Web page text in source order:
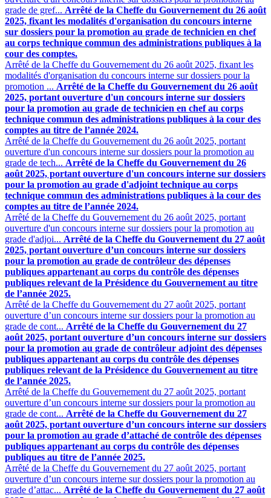
grade de gref... Arrêté de la Cheffe du Gouvernement du 26 août
2025, fixant les modalités d'organisation du concours interne
sur dossiers pour la promotion au grade de technicien en chef
au corps technique commun des administrations publiques à la
cour des comptes.
Arrêté de la Cheffe du Gouvernement du 26 août 2025, fixant les
modalités d'organisation du concours interne sur dossiers pour la
promotion ... Arrêté de la Cheffe du Gouvernement du 26 août
2025, portant ouverture d'un concours interne sur dossiers
pour la promotion au grade de technicien en chef au corps
technique commun des administrations publiques à la cour des
comptes au titre de l’année 2024.
Arrêté de la Cheffe du Gouvernement du 26 août 2025, portant
ouverture d'un concours interne sur dossiers pour la promotion au
grade de tech... Arrêté de la Cheffe du Gouvernement du 26
août 2025, portant ouverture d'un concours interne sur dossiers
pour la promotion au grade d'adjoint technique au corps
technique commun des administrations publiques à la cour des
comptes au titre de l’année 2024.
Arrêté de la Cheffe du Gouvernement du 26 août 2025, portant
ouverture d'un concours interne sur dossiers pour la promotion au
grade d'adjoi... Arrêté de la Cheffe du Gouvernement du 27 août
2025, portant ouverture d’un concours interne sur dossiers
pour la promotion au grade de contrôleur des dépenses
publiques appartenant au corps du contrôle des dépenses
publiques relevant de la Présidence du Gouvernement au titre
de l’année 2025.
Arrêté de la Cheffe du Gouvernement du 27 août 2025, portant
ouverture d’un concours interne sur dossiers pour la promotion au
grade de cont... Arrêté de la Cheffe du Gouvernement du 27
août 2025, portant ouverture d’un concours interne sur dossiers
pour la promotion au grade de contrôleur adjoint des dépenses
publiques appartenant au corps du contrôle des dépenses
publiques relevant de la Présidence du Gouvernement au titre
de l’année 2025.
Arrêté de la Cheffe du Gouvernement du 27 août 2025, portant
ouverture d’un concours interne sur dossiers pour la promotion au
grade de cont... Arrêté de la Cheffe du Gouvernement du 27
août 2025, portant ouverture d’un concours interne sur dossiers
pour la promotion au grade d’attaché de contrôle des dépenses
publiques appartenant au corps du contrôle des dépenses
publiques au titre de l’année 2025.
Arrêté de la Cheffe du Gouvernement du 27 août 2025, portant
ouverture d’un concours interne sur dossiers pour la promotion au
grade d’attac... Arrêté de la Cheffe du Gouvernement du 27 août